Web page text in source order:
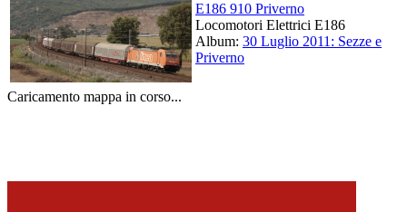
E186 910 Priverno
Locomotori Elettrici E186
Album: 30 Luglio 2011: Sezze e
Priverno
Caricamento mappa in corso...